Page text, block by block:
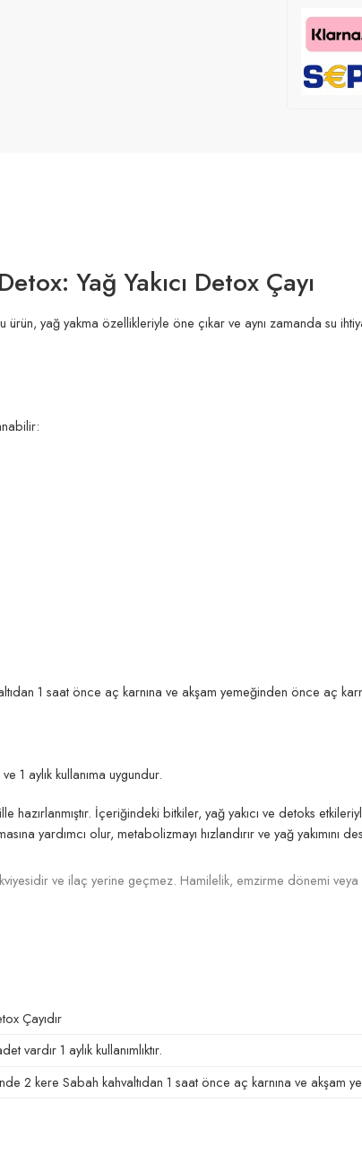
Yağ Yakıcı Detox Çayı
yağ yakma özellikleriyle öne çıkar ve aynı zamanda su
1 saat önce aç karnına ve akşam yemeğinden önce aç
1 aylık kullanıma uygundur.
İçeriğindeki bitkiler, yağ yakıcı ve detoks
yardımcı olur, metabolizmayı hızlandırır ve yağ yakımını
ve ilaç yerine geçmez. Hamilelik, emzirme dönemi
Çayıdır
vardır 1 aylık kullanımlıktır.
2 kere Sabah kahvaltıdan 1 saat önce aç karnına ve akşam